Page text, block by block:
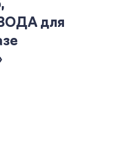
для